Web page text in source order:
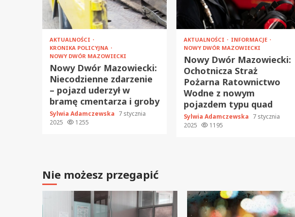
AKTUALNOŚCI
KRONIKA POLICYJNA
NOWY DWÓR MAZOWIECKI
Nowy Dwór Mazowiecki:
Niecodzienne zdarzenie
– pojazd uderzył w
bramę cmentarza i groby
Sylwia Adamczewska 7 stycznia
2025
1255
AKTUALNOŚCI
INFORMACJE
NOWY DWÓR MAZOWIECKI
Nowy Dwór Mazowiecki:
Ochotnicza Straż
Pożarna Ratownictwo
Wodne z nowym
pojazdem typu quad
Sylwia Adamczewska 7 stycznia
2025
1195
Nie możesz przegapić